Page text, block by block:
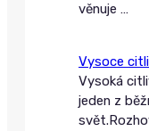
věnuje …
Vysoce
Vysoká
jeden z